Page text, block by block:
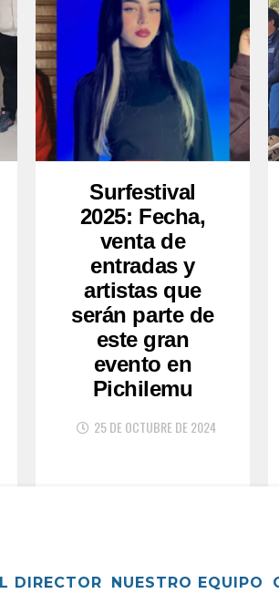
Surfestival
2025: Fecha,
venta de
entradas y
artistas que
serán parte de
este gran
evento en
Pichilemu
25 DE OCTUBRE DE 2024
DIRECTOR NUESTRO EQUIPO